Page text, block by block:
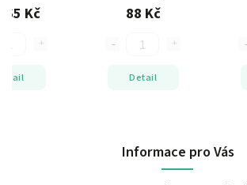
Kč 88 Kč
Detail
Informace pro Vás